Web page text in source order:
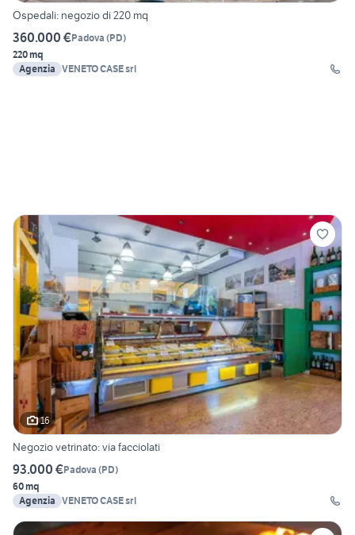
Ospedali: negozio di 220 mq
360.000 €Padova (PD)
220 mq
Agenzia VENETO CASE srl
16
Negozio vetrinato: via facciolati
93.000 €Padova (PD)
60 mq
Agenzia VENETO CASE srl